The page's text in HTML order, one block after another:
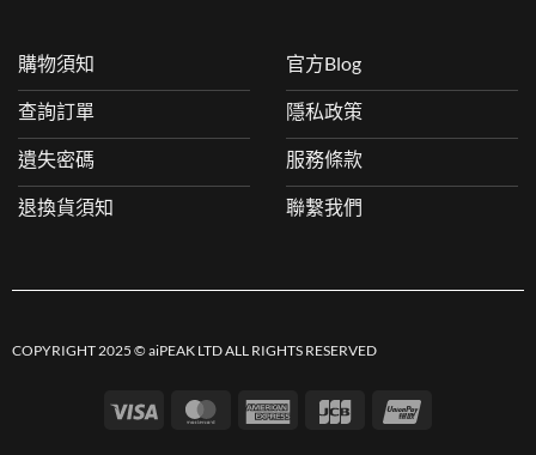
購物須知
查詢訂單
遺失密碼
退換貨須知
官方Blog
隱私政策
服務條款
聯繫我們
COPYRIGHT 2025 © aiPEAK LTD ALL RIGHTS RESERVED
Visa MasterCardAmerican JCB